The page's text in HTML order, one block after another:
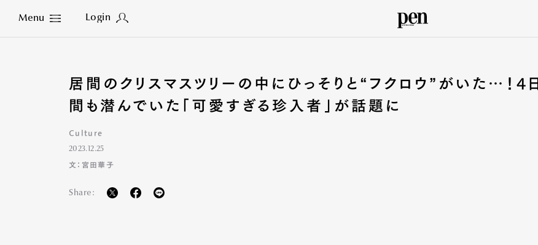
Menu Login
Close
居間のクリスマスツリーの中にひっそりと“フクロウ”がいた…！4日
間も潜んでいた「可愛すぎる珍入者」が話題に
Culture
2023.12.25
文：宮田華子
Share: